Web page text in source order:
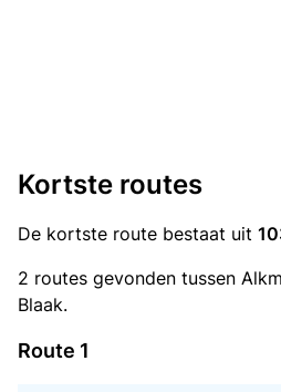
Kortste routes
De kortste route bestaat uit
2 routes gevonden tussen
Blaak.
Route 1